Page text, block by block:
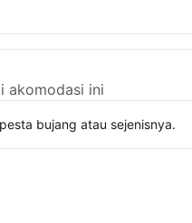
akomodasi ini
bujang atau sejenisnya.